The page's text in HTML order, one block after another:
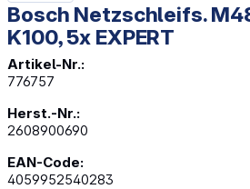
Bosch Netzschleifs.
K100, 5x EXPERT
Artikel-Nr.:
776757
Herst.-Nr.:
2608900690
EAN-Code:
4059952540283